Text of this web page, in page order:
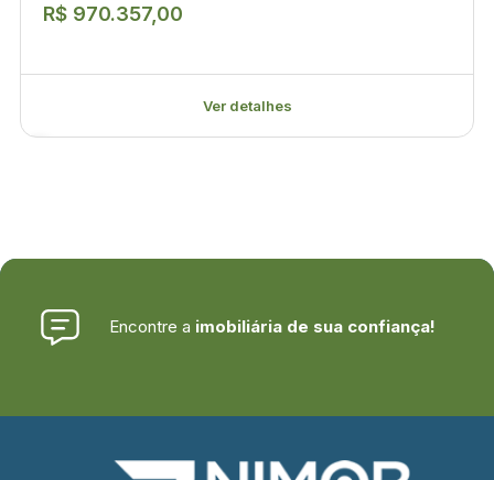
R$ 970.357,00
Ver detalhes
Encontre a imobiliária de sua confiança!